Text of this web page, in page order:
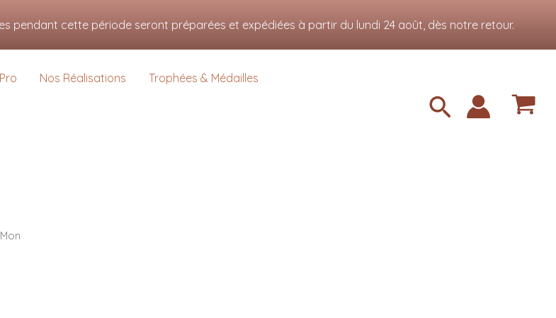
pendant cette période seront préparées et expédiées à partir du lundi 24 août, dès notre retour.
Nos Réalisations Trophées & Médailles
que nous utilisons ou les désactiver danssettings. Accepter